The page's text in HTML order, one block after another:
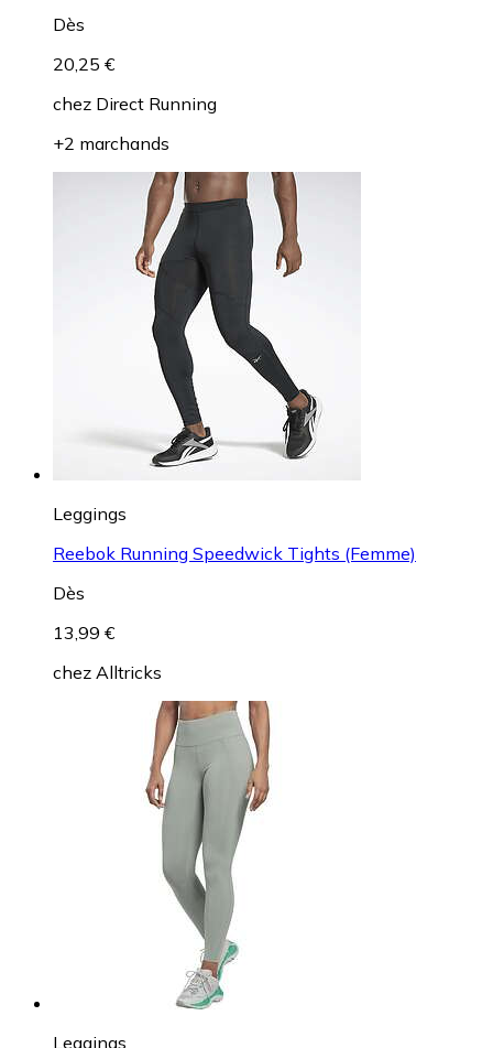
Dès
20,25 €
chez Direct Running
+2 marchands
Leggings
Reebok Running Speedwick Tights (Femme)
Dès
13,99 €
chez Alltricks
Leggings